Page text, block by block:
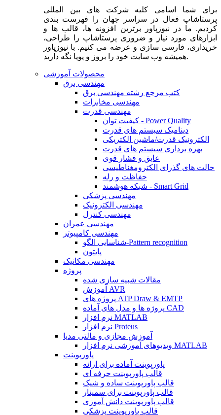
برای شما اسامی کلیه شرکت های بین المللی
پرستاشاپ فعال در سراسر جهان را فهرست بندی
کردیم. ما در نیوزپاور برترین افزونه ها، قالب ها و
ابزارهای مورد نیاز و ضروری پرستاشاپ را طراحی،
خریداری، فارسی سازی و عرضه می کنیم. با نیوزپاور
همیشه وب سایت خود را بروز و پویا نگه دارید.
محصولات آموزشی
مهندسی برق
کتب مرجع رشته مهندسی برق
مهندسی مخابرات
مهندسی قدرت
کیفیت توان - Power Quality
دینامیک سیستم های قدرت
الکترونیک قدرت/ماشین الکتریکی
بهره برداری سیستم های قدرت
عایق و فشار قوی
حالت های گذرای الکترومغناطیسی
حفاظت و رله
شبکه هوشمند - Smart Grid
مهندسی پزشکی
مهندسی الکترونیک
مهندسی کنترل
مهندسی عمران
مهندسی کامپیوتر
شناسایی الگو-Pattern recognition
پایتون
مهندسی مکانیک
پروژه
مقالات شبیه سازی شده
آموزش AVR
پروژه های ATP Draw & EMTP
پروژه ها و مدل های آماده CAD
نرم افزار MATLAB
نرم افزار Proteus
آموزش مجازی و مالتی مدیا
ویدیوهای آموزشی نرم افزار MATLAB
پاورپوینت
پاورپوینت آماده برای ارائه
قالب پاورپوینت حرفه ای
قالب پاورپوینت ساده و شیک
قالب پاورپوینت برای سمینار
قالب پاورپوینت دانش آموزی
قالب پاورپوینت پزشکی